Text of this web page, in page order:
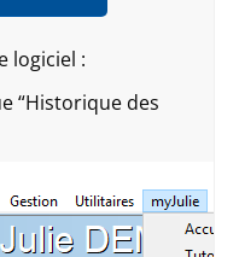
logiciel :
“Historique des